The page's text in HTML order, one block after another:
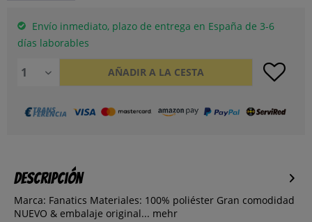
Envío inmediato, plazo de entrega en España de 3-6
días laborables
AÑADIR A LA CESTA
Descripción
Marca: Fanatics Materiales: 100% poliéster Gran comodidad
NUEVO & embalaje original... mehr